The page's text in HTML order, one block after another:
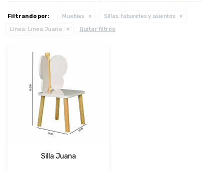
Filtrando por: Muebles
Sillas, taburetes y asientos
Línea: Línea Juana Quitar filtros
Silla Juana